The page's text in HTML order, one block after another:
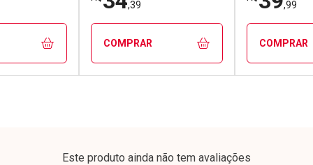
,39
COMPRAR
,99
COMPRAR
Este produto ainda não tem avaliações